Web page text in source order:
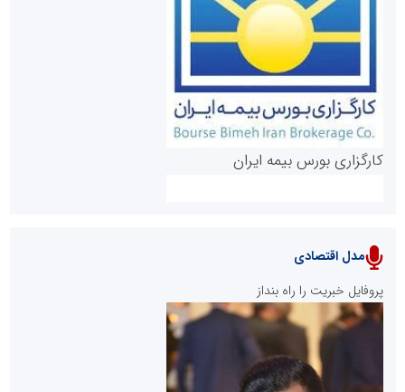
روابط عمومی خبرگزاری گزارش خبر
پایگاه خبری نهضت ملی مسکن
کارگزاری بورس بیمه ایران
مدل اقتصادی
پروفایل خبریت را راه بنداز